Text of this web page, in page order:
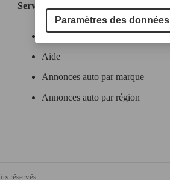
Service
Aide
Annonces auto par marque
Annonces auto par région
réservés.
Paramètres des données